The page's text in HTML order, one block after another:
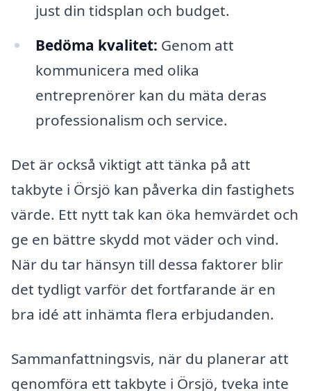
just din tidsplan och budget.
Bedöma kvalitet: Genom att
kommunicera med olika
entreprenörer kan du mäta deras
professionalism och service.
Det är också viktigt att tänka på att
takbyte i Örsjö kan påverka din fastighets
värde. Ett nytt tak kan öka hemvärdet och
ge en bättre skydd mot väder och vind.
När du tar hänsyn till dessa faktorer blir
det tydligt varför det fortfarande är en
bra idé att inhämta flera erbjudanden.
Sammanfattningsvis, när du planerar att
genomföra ett takbyte i Örsjö, tveka inte